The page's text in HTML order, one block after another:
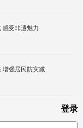
感受非遗魅力
增强居民防灾减
登录